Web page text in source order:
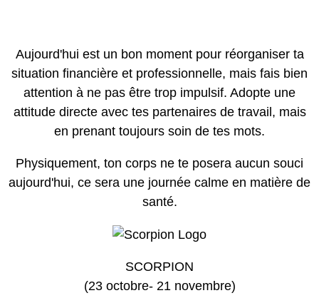
Aujourd'hui est un bon moment pour réorganiser ta
situation financière et professionnelle, mais fais bien
attention à ne pas être trop impulsif. Adopte une
attitude directe avec tes partenaires de travail, mais
en prenant toujours soin de tes mots.
Physiquement, ton corps ne te posera aucun souci
aujourd'hui, ce sera une journée calme en matière de
santé.
SCORPION
(23 octobre- 21 novembre)